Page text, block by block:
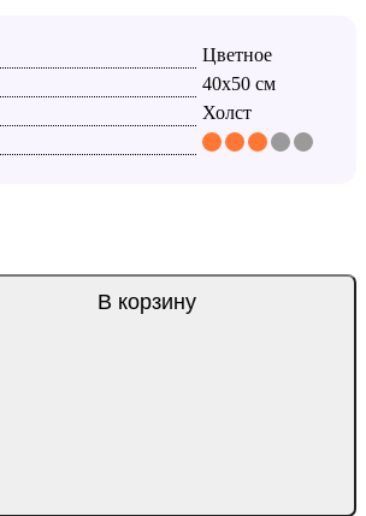
Цветное
40x50 см
Холст
В корзину